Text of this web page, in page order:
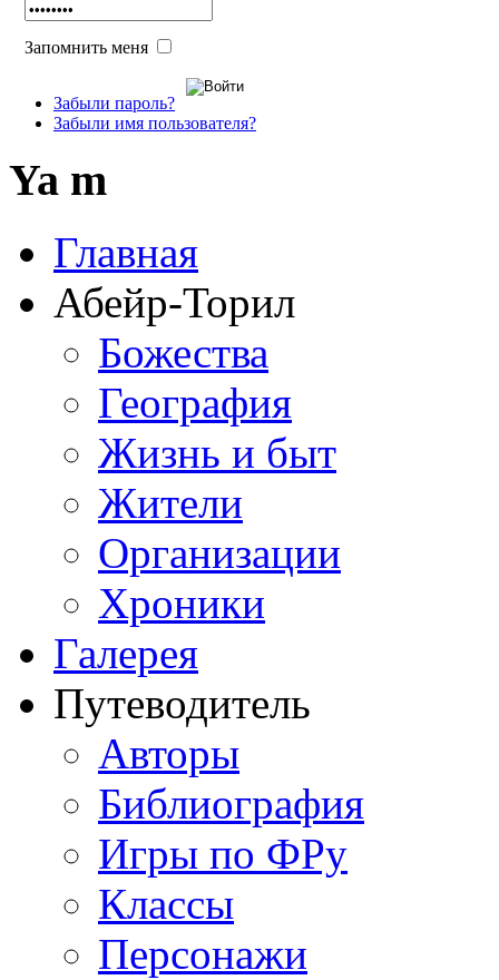
Запомнить меня
Забыли пароль?
Забыли имя пользователя?
Ya m
Главная
Абейр-Торил
Божества
География
Жизнь и быт
Жители
Организации
Хроники
Галерея
Путеводитель
Авторы
Библиография
Игры по ФРу
Классы
Персонажи